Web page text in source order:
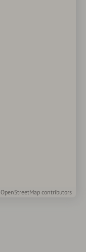
OpenStreetMap contributors